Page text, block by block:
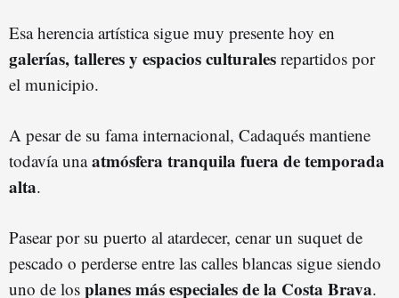
Esa herencia artística sigue muy presente hoy en
galerías, talleres y espacios culturales repartidos por
el municipio.
A pesar de su fama internacional, Cadaqués mantiene
todavía unaatmósfera tranquila fuera de temporada
alta.
Pasear por su puerto al atardecer, cenar un suquet de
pescado o perderse entre las calles blancas sigue siendo
uno de los planes más especiales de la Costa Brava.